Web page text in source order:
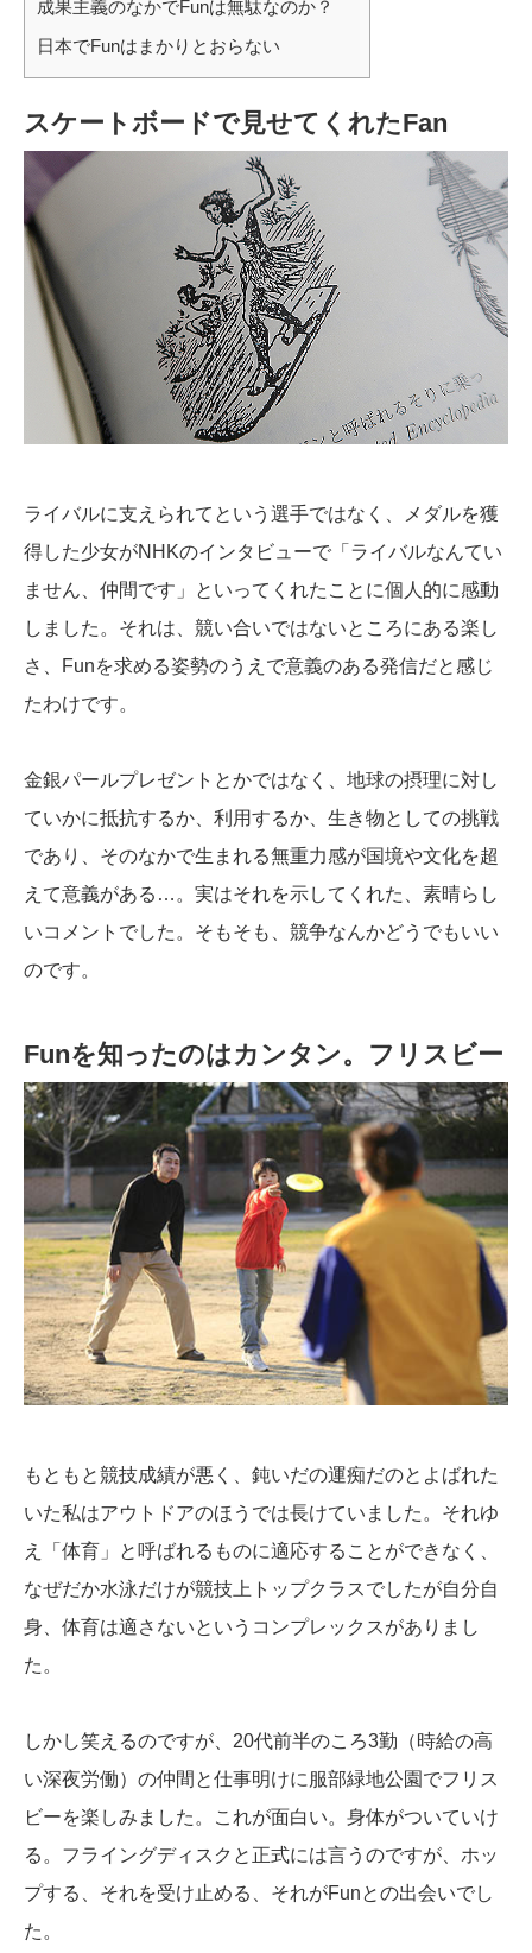
成果主義のなかでFunは無駄なのか？
日本でFunはまかりとおらない
スケートボードで見せてくれたFan
ライバルに支えられてという選手ではなく、メダルを獲
得した少女がNHKのインタビューで「ライバルなんてい
ません、仲間です」といってくれたことに個人的に感動
しました。それは、競い合いではないところにある楽し
さ、Funを求める姿勢のうえで意義のある発信だと感じ
たわけです。
金銀パールプレゼントとかではなく、地球の摂理に対し
ていかに抵抗するか、利用するか、生き物としての挑戦
であり、そのなかで生まれる無重力感が国境や文化を超
えて意義がある…。実はそれを示してくれた、素晴らし
いコメントでした。そもそも、競争なんかどうでもいい
のです。
Funを知ったのはカンタン。フリスビー
もともと競技成績が悪く、鈍いだの運痴だのとよばれた
いた私はアウトドアのほうでは長けていました。それゆ
え「体育」と呼ばれるものに適応することができなく、
なぜだか水泳だけが競技上トップクラスでしたが自分自
身、体育は適さないというコンプレックスがありまし
た。
しかし笑えるのですが、20代前半のころ3勤（時給の高
い深夜労働）の仲間と仕事明けに服部緑地公園でフリス
ビーを楽しみました。これが面白い。身体がついていけ
る。フライングディスクと正式には言うのですが、ホッ
プする、それを受け止める、それがFunとの出会いでし
た。